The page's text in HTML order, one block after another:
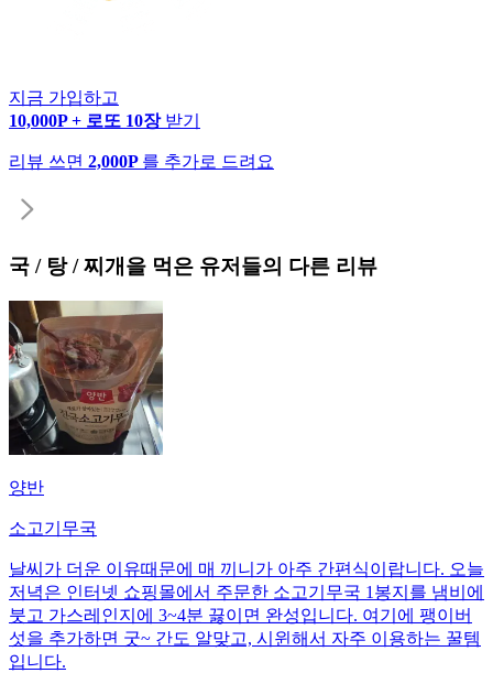
지금 가입하고
10,000P + 로또 10장 받기
리뷰 쓰면 2,000P 를 추가로 드려요
국 / 탕 / 찌개 을 먹은 유저들의 다른 리뷰
양반
소고기무국
날씨가 더운 이유때문에 매 끼니가 아주 간편식이랍니다. 오늘
저녁은 인터넷 쇼핑몰에서 주문한 소고기무국 1봉지를 냄비에
붓고 가스레인지에 3~4분 끓이면 완성입니다. 여기에 팽이버
섯을 추가하면 굿~ 간도 알맞고, 시윈해서 자주 이용하는 꿀템
입니다.